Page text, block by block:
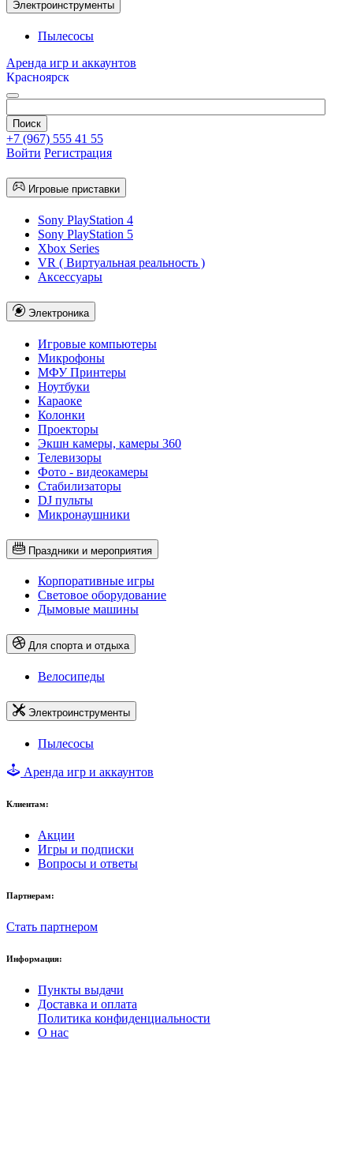
Электроинструменты
Пылесосы
Аренда игр и аккаунтов
Красноярск
+7 (967) 555 41 55
Войти Регистрация
Игровые приставки
Sony PlayStation 4
Sony PlayStation 5
Xbox Series
VR ( Виртуальная реальность )
Аксессуары
Электроника
Игровые компьютеры
Микрофоны
МФУ Принтеры
Ноутбуки
Караоке
Колонки
Проекторы
Экшн камеры, камеры 360
Телевизоры
Фото - видеокамеры
Стабилизаторы
DJ пульты
Микронаушники
Праздники и мероприятия
Корпоративные игры
Световое оборудование
Дымовые машины
Для спорта и отдыха
Велосипеды
Электроинструменты
Пылесосы
Аренда игр и аккаунтов
Клиентам:
Акции
Игры и подписки
Вопросы и ответы
Партнерам:
Стать партнером
Информация:
Пункты выдачи
Доставка и оплата
Политика конфиденциальности
О нас